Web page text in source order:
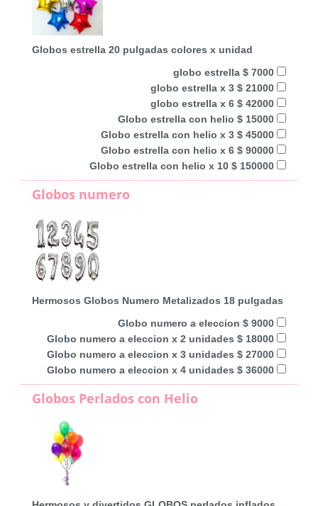
Globos estrella 20 pulgadas colores x unidad
globo estrella $ 7000
globo estrella x 3 $ 21000
globo estrella x 6 $ 42000
Globo estrella con helio $ 15000
Globo estrella con helio x 3 $ 45000
Globo estrella con helio x 6 $ 90000
Globo estrella con helio x 10 $ 150000
Globos numero
Hermosos Globos Numero Metalizados 18 pulgadas
Globo numero a eleccion $ 9000
Globo numero a eleccion x 2 unidades $ 18000
Globo numero a eleccion x 3 unidades $ 27000
Globo numero a eleccion x 4 unidades $ 36000
Globos Perlados con Helio